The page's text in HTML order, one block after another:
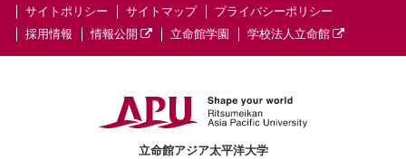
サイトポリシー サイトマップ
プライバシーポリシー
採用情報
情報公開 立命館学園 学校法人立命館
立命館アジア太平洋大学